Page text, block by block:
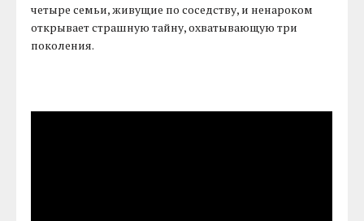
четыре семьи, живущие по соседству, и ненароком
открывает страшную тайну, охватывающую три
поколения.